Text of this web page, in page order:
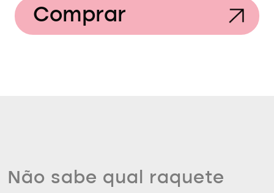
Comprar
Não sabe qual raquete